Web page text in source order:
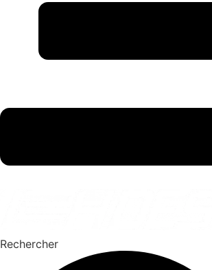
Rechercher